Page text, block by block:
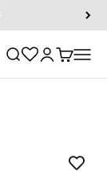
Suche öffnen